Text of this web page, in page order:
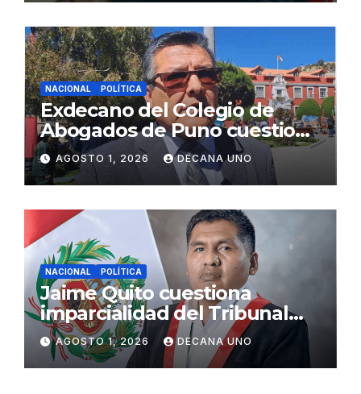
NACIONAL POLÍTICA
Exdecano del Colegio de
Abogados de Puno cuestiona
propuestas sobre seguridad
ciudadana
AGOSTO 1, 2026 DECANA UNO
NACIONAL POLÍTICA
Jaime Quito cuestiona
imparcialidad del Tribunal
Constitucional tras liberación
de Ollanta Humala
AGOSTO 1, 2026 DECANA UNO